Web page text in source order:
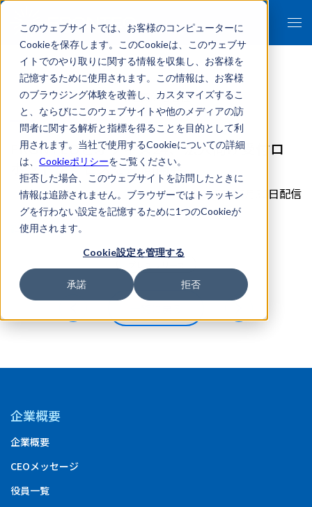
このウェブサイトでは、お客様のコンピューターに
Cookieを保存します。このCookieは、このウェブサ
イトでのやり取りに関する情報を収集し、お客様を
記憶するために使用されます。この情報は、お客様
のブラウジング体験を改善し、カスタマイズするこ
と、ならびにこのウェブサイトや他のメディアの訪
問者に関する解析と指標を得ることを目的として利
用されます。当社で使用するCookieについての詳細
は、 Cookieポリシーをご覧ください。
拒否した場合、このウェブサイトを訪問したときに
情報は追跡されません。ブラウザーではトラッキン
グを行わない設定を記憶するために1つのCookieが
使用されます。
Cookie設定を管理する
承諾 拒否
- 報道関係者各位 -
FRONTEOとオフィス24、法人向け受付ロ
ボットサービスを共同開発
2017年05月30日配信
詳細はこちら
企業概要
企業概要
CEOメッセージ
役員一覧